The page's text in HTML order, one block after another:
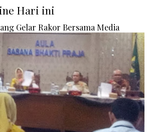
Hari ini
Gelar Rakor Bersama Media